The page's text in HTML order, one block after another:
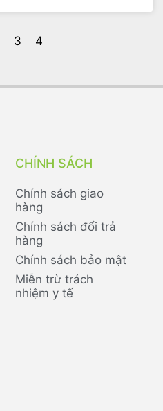
3 4
CHÍNH SÁCH
Chính sách giao
hàng
Chính sách đổi trả
hàng
Chính sách bảo mật
Miễn trừ trách
nhiệm y tế